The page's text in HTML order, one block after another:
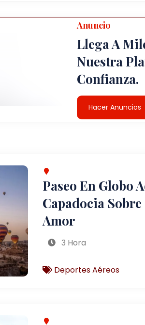
Anuncio
Llega A
Nuestra
Confianza.
Hacer Anuncios
Paseo En Globo
Capadocia Sobre
Amor
3 Hora
Deportes Aéreos